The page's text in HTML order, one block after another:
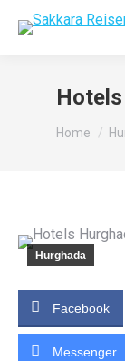
You are
Home
Hurghada
Facebook
Messenger